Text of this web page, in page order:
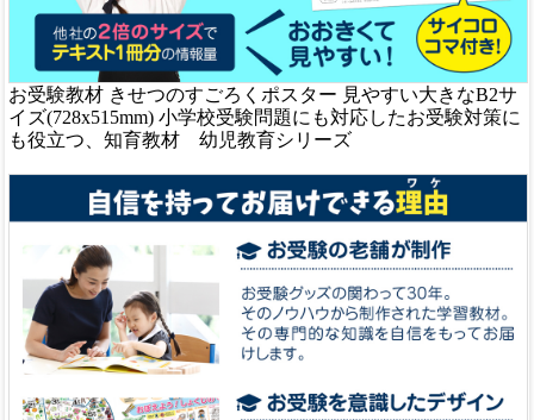
お受験教材 きせつのすごろくポスター 見やすい大きなB2サ
イズ(728x515mm) 小学校受験問題にも対応したお受験対策に
も役立つ、知育教材 幼児教育シリーズ